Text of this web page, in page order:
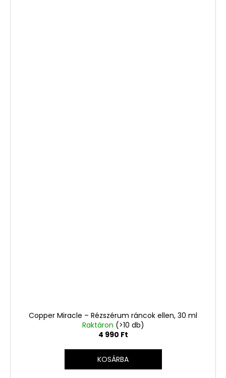
Copper Miracle – Rézszérum ráncok ellen, 30 ml
Raktáron (>10 db)
4 990 Ft
KOSÁRBA